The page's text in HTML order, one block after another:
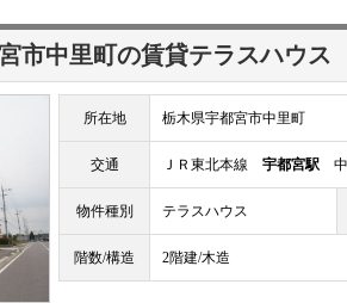
市中里町の賃貸テラスハウス
所在地 栃木県宇都宮市中里町
交通 ＪＲ東北本線 宇都宮駅 中
物件種別 テラスハウス
階数/構造 2階建/木造